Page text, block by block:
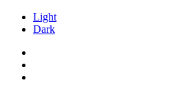
Light
Dark